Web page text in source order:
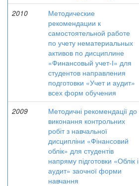
2010
Методические
рекомендации к
самостоятельной работе
по учету нематериальных
активов по дисциплине
«Финансовый учет-І» для
студентов направления
подготовки «Учет и аудит»
всех форм обучения
2009
Методичні рекомендації до
виконання контрольних
робіт з навчальної
дисципліни «Фінансовий
облік» для студентів
напряму підготовки «Облік і
аудит» заочної форми
навчання